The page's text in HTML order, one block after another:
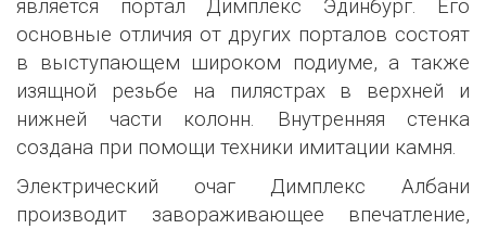
является портал Димплекс Эдинбург. Его
основные отличия от других порталов состоят
в выступающем широком подиуме, а также
изящной резьбе на пилястрах в верхней и
нижней части колонн. Внутренняя стенка
создана при помощи техники имитации камня.
Электрический очаг Димплекс Албани
производит завораживающее впечатление,